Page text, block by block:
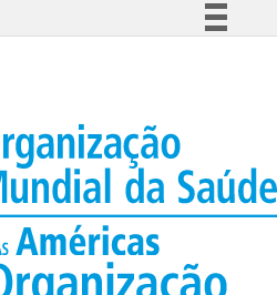
Acesso à informação
Legislação
Canais